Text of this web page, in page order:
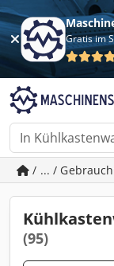
Gratis im
/ ... /
(95)